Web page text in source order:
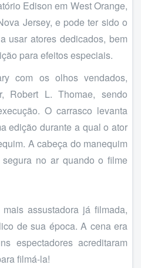
Edison em West Orange,
Jersey, e pode ter sido o
usar atores dedicados, bem
para efeitos especiais.
com os olhos vendados,
Robert L. Thomae, sendo
O carrasco levanta
edição durante a qual o ator
A cabeça do manequim
no ar quando o filme
assustadora já filmada,
de sua época. A cena era
espectadores acreditaram
filmá-la!